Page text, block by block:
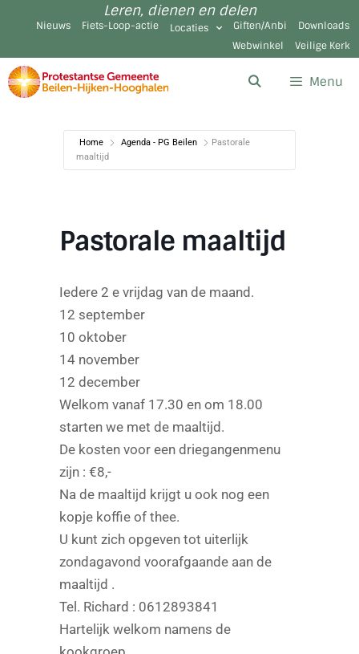
Leren, dienen en delen
Nieuws Fiets-Loop-actie Locaties Giften/Anbi
Downloads
Webwinkel
Veilige Kerk
Menu
Home Agenda - PG Beilen
Pastorale
maaltijd
Pastorale maaltijd
Iedere 2 e vrijdag van de maand.
12 september
10 oktober
14 november
12 december
Welkom vanaf 17.30 en om 18.00
starten we met de maaltijd.
De kosten voor een driegangenmenu
zijn : €8,-
Na de maaltijd krijgt u ook nog een
kopje koffie of thee.
U kunt zich opgeven tot uiterlijk
zondagavond voorafgaande aan de
maaltijd .
Tel. Richard : 0612893841
Hartelijk welkom namens de